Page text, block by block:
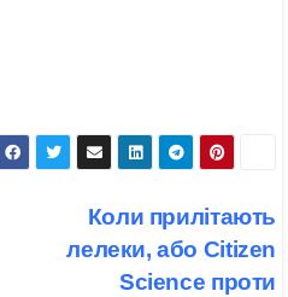
Коли прилітають
лелеки, або Citizen
Science проти